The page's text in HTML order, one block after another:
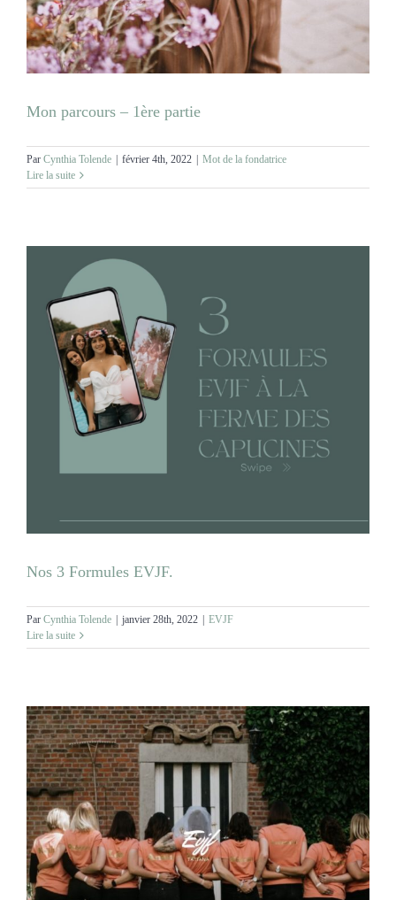
NOS ACTIVITES
CGV
Mon parcours – 1ère partie
Par Cynthia Tolende | février 4th, 2022 | Mot de la fondatrice
Lire la suite
Nos 3 Formules EVJF.
Par Cynthia Tolende janvier 28th, 2022
EVJF
Lire la suite